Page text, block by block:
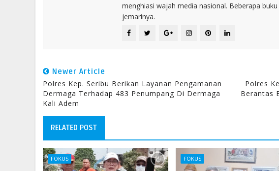
menghiasi wajah media nasional. Beberapa
jemarinya.
Newer Article
Polres Kep. Seribu Berikan Layanan Pengamanan
Dermaga Terhadap 483 Penumpang Di Dermaga
Kali Adem
Polres
Berantas
RELATED POST
FOKUS FOKUS